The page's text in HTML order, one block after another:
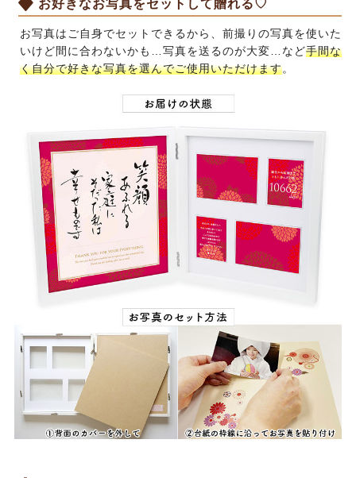
お好きなお写真をセットして贈れる♡
お写真はご自身でセットできるから、前撮りの写真を使いた
いけど間に合わないかも…写真を送るのが大変…など手間な
く自分で好きな写真を選んでご使用いただけます。